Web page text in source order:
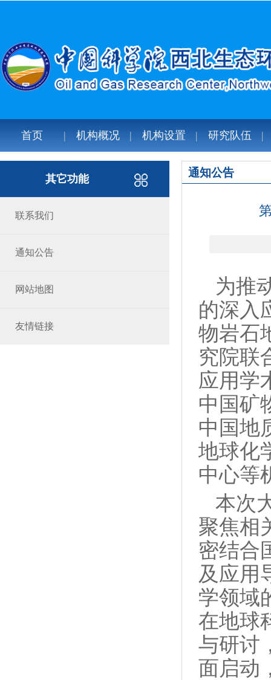
首页 机构概况 机构设置 研究队伍
通知公告
为推
的深入
物岩石
究院联
应用学
中国矿
中国地
地球化
中心等
本次
聚焦相
密结合
及应用
学领域
在地球
与研讨
面启动
其它功能
联系我们
通知公告
网站地图
友情链接